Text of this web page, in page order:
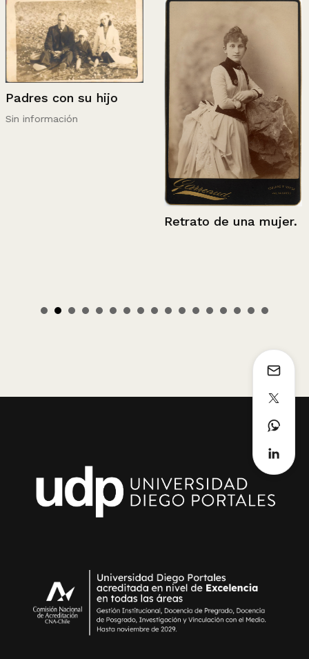
Padres con su hijo
Sin información
Retrato de una mujer.